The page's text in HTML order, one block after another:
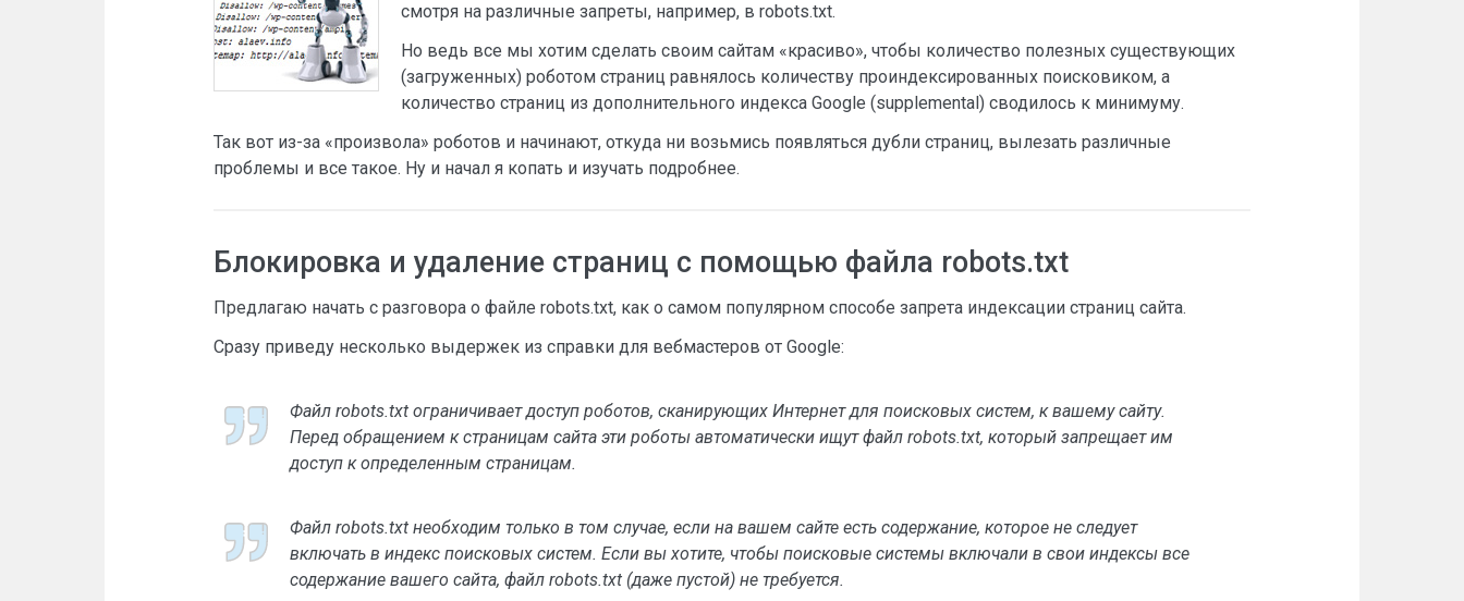
смотря на различные запреты, например, в robots.txt.
Но ведь все мы хотим сделать своим сайтам «красиво», чтобы количество полезных существующих
(загруженных) роботом страниц равнялось количеству проиндексированных поисковиком, а
количество страниц из дополнительного индекса Google (supplemental) сводилось к минимуму.
Так вот из-за «произвола» роботов и начинают, откуда ни возьмись появляться дубли страниц, вылезать различные
проблемы и все такое. Ну и начал я копать и изучать подробнее.
Блокировка и удаление страниц с помощью файла robots.txt
Предлагаю начать с разговора о файле robots.txt, как о самом популярном способе запрета индексации страниц сайта.
Сразу приведу несколько выдержек из справки для вебмастеров от Google:
Файл robots.txt ограничивает доступ роботов, сканирующих Интернет для поисковых систем, к вашему сайту.
Перед обращением к страницам сайта эти роботы автоматически ищут файл robots.txt, который запрещает им
доступ к определенным страницам.
Файл robots.txt необходим только в том случае, если на вашем сайте есть содержание, которое не следует
включать в индекс поисковых систем. Если вы хотите, чтобы поисковые системы включали в свои индексы все
содержание вашего сайта, файл robots.txt (даже пустой) не требуется.